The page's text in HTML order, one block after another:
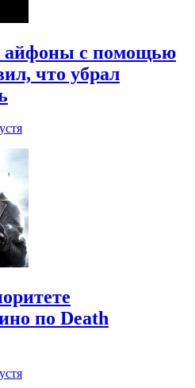
айфоны с помощью
что убрал
по Death